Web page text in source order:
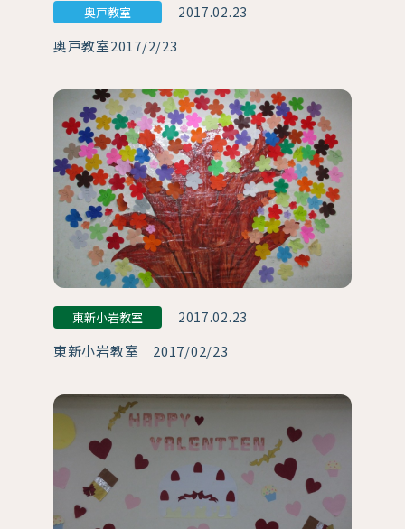
奥戸教室 2017.02.23
奥戸教室2017/2/23
東新小岩教室 2017.02.23
東新小岩教室 2017/02/23